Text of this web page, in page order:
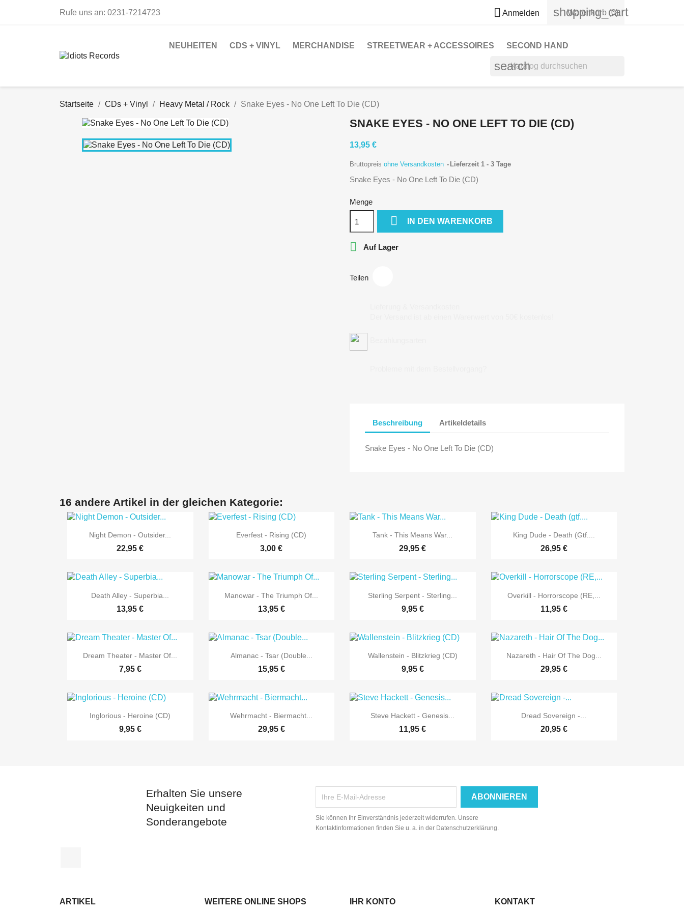
Rufe uns an: 0231-7214723  Anmelden shopping_cart
Warenkorb (0)
NEUHEITEN CDS + VINYL MERCHANDISE STREETWEAR + ACCESSOIRES SECOND HAND
search
Startseite CDs + Vinyl Heavy Metal / Rock Snake Eyes - No One Left To Die (CD)
SNAKE EYES - NO ONE LEFT TO DIE (CD)
13,95 €
Bruttopreis ohne Versandkosten Lieferzeit 1 - 3 Tage
Snake Eyes - No One Left To Die (CD)
Menge
 IN DEN WARENKORB
 Auf Lager
Teilen
Beschreibung Artikeldetails
Snake Eyes - No One Left To Die (CD)
16 andere Artikel in der gleichen Kategorie:
 Vorschau
Night Demon - Outsider...
22,95 €
 Vorschau
Everfest - Rising (CD)
3,00 €
 Vorschau
Tank - This Means War...
29,95 €
 Vorschau
King Dude - Death (gtf....
26,95 €
 Vorschau
Death Alley - Superbia...
13,95 €
 Vorschau
Manowar - The Triumph Of...
13,95 €
 Vorschau
Sterling Serpent - Sterling...
9,95 €
 Vorschau
Overkill - Horrorscope (RE,...
11,95 €
 Vorschau
Dream Theater - Master Of...
7,95 €
 Vorschau
Almanac - Tsar (Double...
15,95 €
 Vorschau
Wallenstein - Blitzkrieg (CD)
9,95 €
 Vorschau
Nazareth - Hair Of The Dog...
29,95 €
 Vorschau
Inglorious - Heroine (CD)
9,95 €
 Vorschau
Wehrmacht - Biermacht...
29,95 €
 Vorschau
Steve Hackett - Genesis...
11,95 €
 Vorschau
Dread Sovereign -...
20,95 €
Erhalten Sie unsere
Neuigkeiten und
Sonderangebote
Sie können Ihr Einverständnis jederzeit widerrufen. Unsere
Kontaktinformationen finden Sie u. a. in der Datenschutzerklärung.
ARTIKEL WEITERE ONLINE SHOPS IHR KONTO KONTAKT